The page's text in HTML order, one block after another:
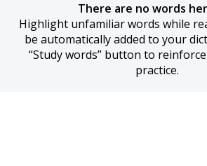
There are no words
Highlight unfamiliar words while
be automatically added to your
“Study words” button to
practice.